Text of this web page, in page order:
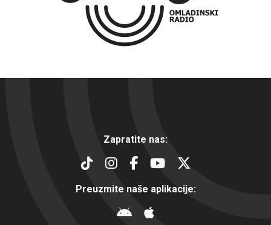
Zapratite nas:
Preuzmite naše aplikacije: